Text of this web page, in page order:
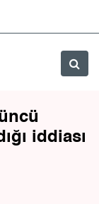
iddiası